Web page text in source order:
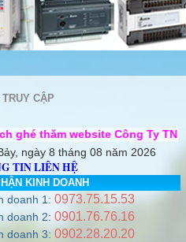
. Hotline 0978.706.839 /
CẬP
Công Ty TNHH Cơ điện
ngày 8 tháng 08 năm 2026
TIN LIÊN HỆ
KINH DOANH
doanh 1: 0973.75.15.53
doanh 2: 0901.76.76.16
doanh 3: 0902.28.20.20